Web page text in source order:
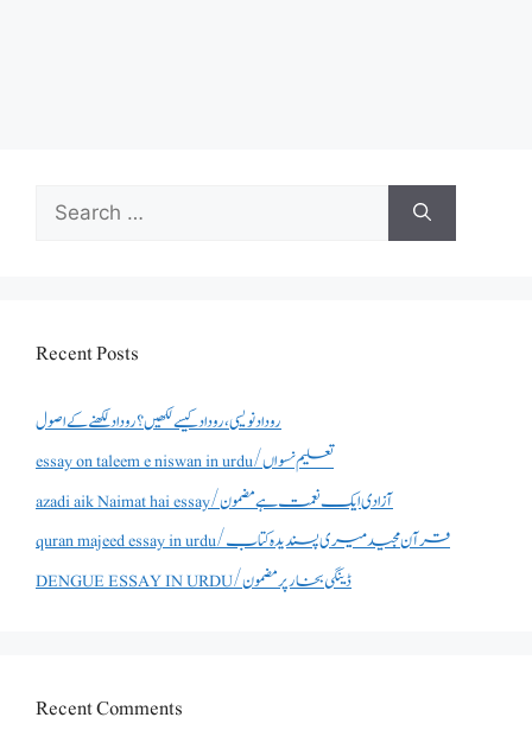
Search
for:
Recent Posts
روداد نویسی ،روداد کیسے لکھیں؟ روداد لکھنے کے اصول
essay on taleem e niswan in urdu/تعلیم نسواں
azadi aik Naimat hai essay/آزادی ایک نعمت ہے مضمون
quran majeed essay in urdu/قرآن مجید میری پسندیدہ کتاب
DENGUE ESSAY IN URDU/ڈینگی بخار پر مضمون
Recent Comments